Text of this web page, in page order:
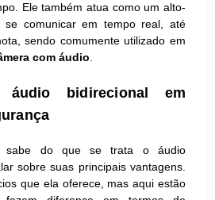
Ele também atua como um alto-
comunicar em tempo real, até
sendo comumente utilizado em
com áudio.
áudio bidirecional em
sabe do que se trata o áudio
sobre suas principais vantagens.
que ela oferece, mas aqui estão